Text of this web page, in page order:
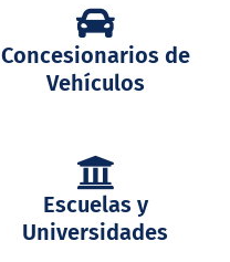
Concesionarios de
Vehículos
Escuelas y
Universidades